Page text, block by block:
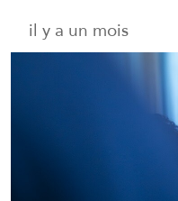
il y a un mois